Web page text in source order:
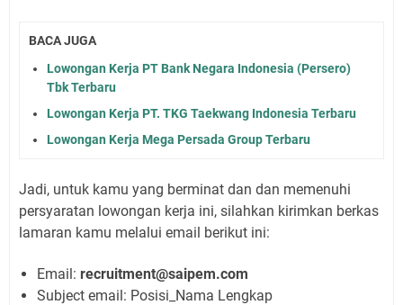
BACA JUGA
Lowongan Kerja PT Bank Negara Indonesia (Persero)
Tbk Terbaru
Lowongan Kerja PT. TKG Taekwang Indonesia Terbaru
Lowongan Kerja Mega Persada Group Terbaru
Jadi, untuk kamu yang berminat dan dan memenuhi
persyaratan lowongan kerja ini, silahkan kirimkan berkas
lamaran kamu melalui email berikut ini:
Email: recruitment@saipem.com
Subject email: Posisi_Nama Lengkap